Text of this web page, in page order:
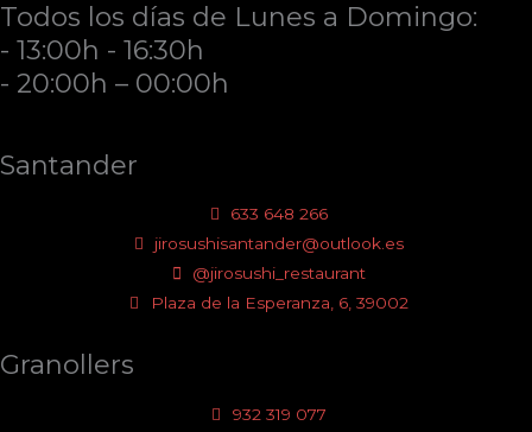
Todos los días de Lunes a Domingo:
- 13:00h - 16:30h
- 20:00h – 00:00h
Santander
633 648 266
jirosushisantander@outlook.es
@jirosushi_restaurant
Plaza de la Esperanza, 6, 39002
Granollers
932 319 077